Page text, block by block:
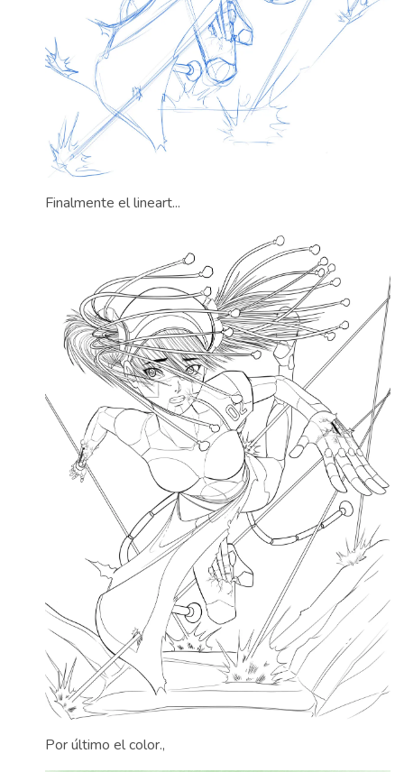
Finalmente el lineart...
Por último el color.,